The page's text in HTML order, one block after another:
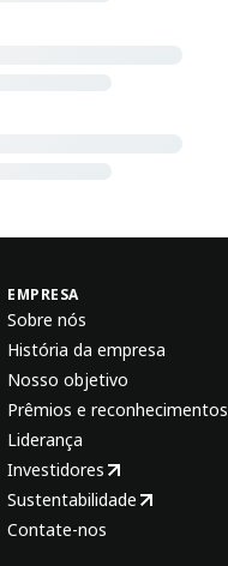
EMPRESA
Sobre nós
História da empresa
Nosso objetivo
Prêmios e reconhecimentos
Liderança
Investidores
Sustentabilidade
Contate-nos